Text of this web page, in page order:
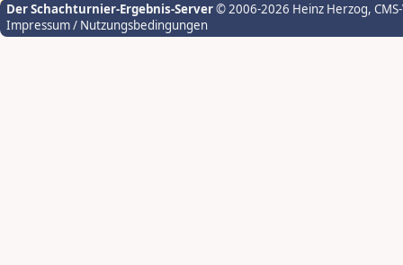
Der Schachturnier-Ergebnis-Server© 2006-2026 Heinz Herzog,
Impressum / Nutzungsbedingungen